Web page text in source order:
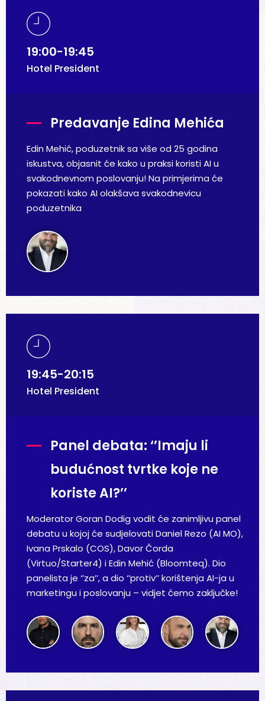
19:00-19:45
Hotel President
Predavanje Edina Mehića
Edin Mehić, poduzetnik sa više od 25 godina
iskustva, objasnit će kako u praksi koristi AI u
svakodnevnom poslovanju! Na primjerima će
pokazati kako AI olakšava svakodnevicu
poduzetnika
19:45-20:15
Hotel President
Panel debata: ‘’Imaju li
budućnost tvrtke koje ne
koriste AI?’’
Moderator Goran Dodig vodit će zanimljivu panel
debatu u kojoj će sudjelovati Daniel Rezo (AI MO),
Ivana Prskalo (COS), Davor Čorda
(Virtuo/Starter4) i Edin Mehić (Bloomteq). Dio
panelista je ‘’za’’, a dio ‘’protiv’’ korištenja AI-ja u
marketingu i poslovanju – vidjet ćemo zaključke!